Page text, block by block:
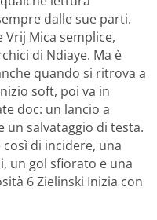
dalle sue parti.
Vrij Mica semplice,
di Ndiaye. Ma è
quando si ritrova a
soft, poi va in
doc: un lancio a
un salvataggio di testa.
di incidere, una
un gol sfiorato e una
6 Zielinski Inizia con